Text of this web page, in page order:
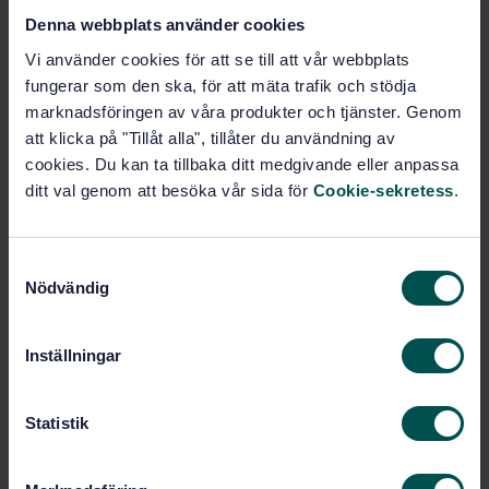
Denna webbplats använder cookies
Vi använder cookies för att se till att vår webbplats
fungerar som den ska, för att mäta trafik och stödja
marknadsföringen av våra produkter och tjänster. Genom
att klicka på "Tillåt alla", tillåter du användning av
cookies. Du kan ta tillbaka ditt medgivande eller anpassa
ditt val genom att besöka vår sida för Cookie-sekretess.
Nödvändig
Inställningar
Statistik
SVENSK STANDARD· SS-EN ISO 17201-4:2025
Akustik – Buller från skjutbanor – Del 4:
Uppskattning av bogvågsknall (ISO 17201-4:2025,
IDT)
Prenumerera på standarden - Läs mer
Pris:1 420 SEK
Fler alternativ
Språk:
110